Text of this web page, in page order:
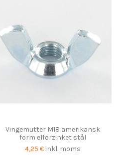
Vingemutter M18 amerikansk
form elforzinket stål
4,25 € inkl. moms